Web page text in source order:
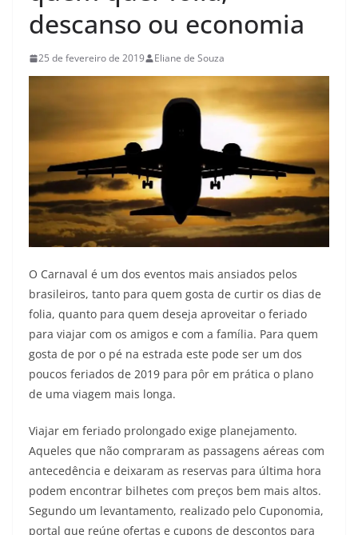
descanso ou economia
25 de fevereiro de 2019 Eliane de Souza
O Carnaval é um dos eventos mais ansiados pelos
brasileiros, tanto para quem gosta de curtir os dias de
folia, quanto para quem deseja aproveitar o feriado
para viajar com os amigos e com a família. Para quem
gosta de por o pé na estrada este pode ser um dos
poucos feriados de 2019 para pôr em prática o plano
de uma viagem mais longa.
Viajar em feriado prolongado exige planejamento.
Aqueles que não compraram as passagens aéreas com
antecedência e deixaram as reservas para última hora
podem encontrar bilhetes com preços bem mais altos.
Segundo um levantamento, realizado pelo Cuponomia,
portal que reúne ofertas e cupons de descontos para